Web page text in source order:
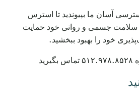
آسان ما بپیوندید تا استرس
سلامت جسمی و روانی خود حمایت
خود را بهبود ببخشید.